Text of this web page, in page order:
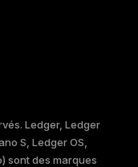
Ledger, Ledger
S, Ledger OS,
sont des marques